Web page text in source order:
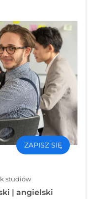
ZAPISZ SIĘ
studiów
| angielski